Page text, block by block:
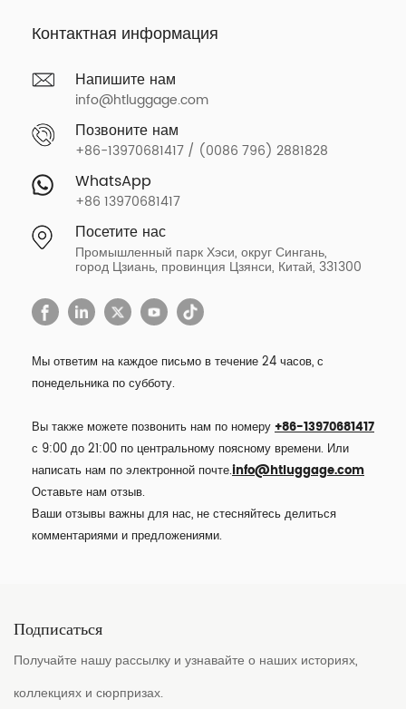
Контактная информация
Напишите нам
info@htluggage.com
Позвоните нам
+86-13970681417 / (0086 796) 2881828
WhatsApp
+86 13970681417
Посетите нас
Промышленный парк Хэси, округ Сингань,
город Цзиань, провинция Цзянси, Китай, 331300
Мы ответим на каждое письмо в течение 24 часов, с
понедельника по субботу.
Вы также можете позвонить нам по номеру+86-13970681417
с 9:00 до 21:00 по центральному поясному времени. Или
написать нам по электронной почте.info@htluggage.com
Оставьте нам отзыв.
Ваши отзывы важны для нас, не стесняйтесь делиться
комментариями и предложениями.
Подписаться
Получайте нашу рассылку и узнавайте о наших историях,
коллекциях и сюрпризах.